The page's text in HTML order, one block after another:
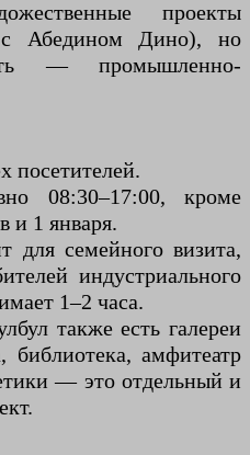
проекты
с Абедином Дино), но
— промышленно-
посетителей.
08:30–17:00, кроме
и 1 января.
для семейного визита,
индустриального
1–2 часа.
также есть галереи
библиотека, амфитеатр
— это отдельный и